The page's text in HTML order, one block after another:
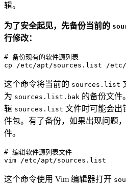
辑。
为了安全起见，先备份当前的
行修改：
# 备份现有的软件源列表
cp
/etc/apt /sources.list /etc
这个命令将当前的 sources.list
为 sources.list.bak 的备份文件
辑 sources.list 文件时可能会出
件包。有了备份，如果出现问题
件。
# 编辑软件源列表文件
vim
这个命令使用 Vim 编辑器打开